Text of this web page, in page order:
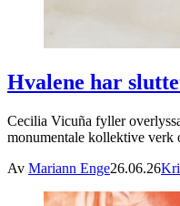
Hvalene har
Cecilia Vicuña fyller
monumentale kollektive verk
Av Mariann Enge26.06.26